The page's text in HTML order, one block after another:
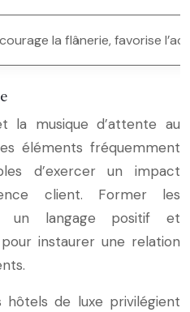
la flânerie, favorise
la musique d’attente au
éléments fréquemment
d’exercer un impact
client. Former les
un langage positif et
instaurer une relation
hôtels de luxe privilégient